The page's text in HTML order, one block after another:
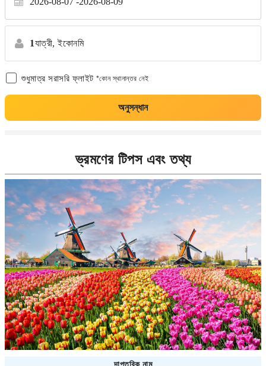
1যাত্রী, ইকোনমি
শুধুমাত্র সরাসরি ফ্লাইট *কোন স্থানান্তর নেই
অনুসন্ধান
ভ্রমণের টিপস এবং তথ্য